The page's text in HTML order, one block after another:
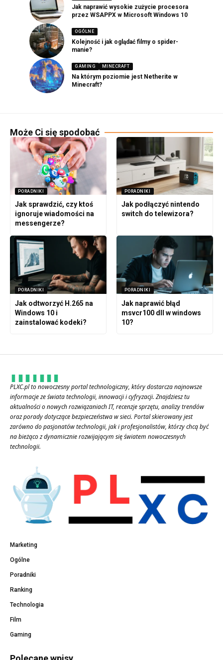
Jak naprawić wysokie zużycie procesora
przez WSAPPX w Microsoft Windows 10
OGÓLNE
Kolejność i jak oglądać filmy o spider-
manie?
GAMING MINECRAFT
Na którym poziomie jest Netherite w
Minecraft?
Może Ci się spodobać
PORADNIKI
Jak sprawdzić, czy ktoś
ignoruje wiadomości na
messengerze?
PORADNIKI
Jak podłączyć nintendo
switch do telewizora?
PORADNIKI
Jak odtworzyć H.265 na
Windows 10 i
zainstalować kodeki?
PORADNIKI
Jak naprawić błąd
msvcr100 dll w windows
10?
PLXC.pl to nowoczesny portal technologiczny, który dostarcza najnowsze
informacje ze świata technologii, innowacji i cyfryzacji. Znajdziesz tu
aktualności o nowych rozwiązaniach IT, recenzje sprzętu, analizy trendów
oraz porady dotyczące bezpieczeństwa w sieci. Portal skierowany jest
zarówno do pasjonatów technologii, jak i profesjonalistów, którzy chcą być
na bieżąco z dynamicznie rozwijającym się światem nowoczesnych
technologii.
Marketing
Ogólne
Poradniki
Ranking
Technologia
Film
Gaming